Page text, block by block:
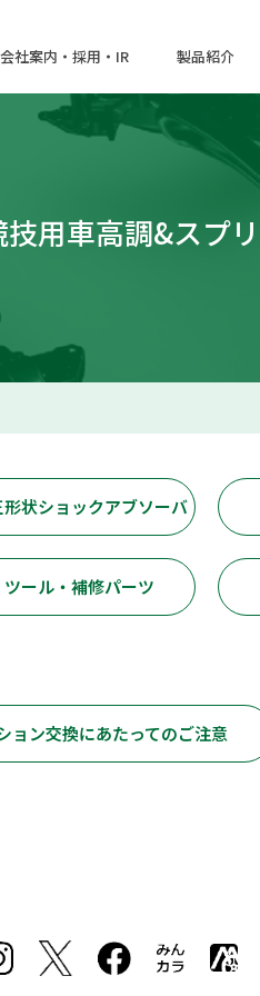
会社案内・採用・IR 製品紹介
用車高調&スプ
状ショックアブソーバ
ツール・補修パーツ
ョン交換にあたってのご注意